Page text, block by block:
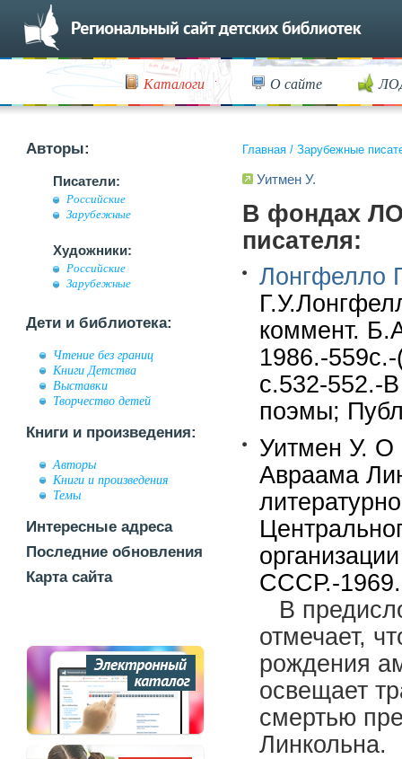
Каталоги О сайте
Авторы:
Писатели:
Российские
Зарубежные
Художники:
Российские
Зарубежные
Дети и библиотека:
Чтение без границ
Книги Детства
Выставки
Творчество детей
Книги и произведения:
Авторы
Книги и произведения
Темы
Интересные адреса
Последние обновления
Карта сайта
Главная / Зарубежные
Уитмен У.
В фондах
писателя:
Лонгфелло
коммент.
1986.-
с.532-552.-
поэмы;
Уитмен У. О
Авраама
СССР.-
В
отмечает,
рождения
освещает
смертью
Линкольна.